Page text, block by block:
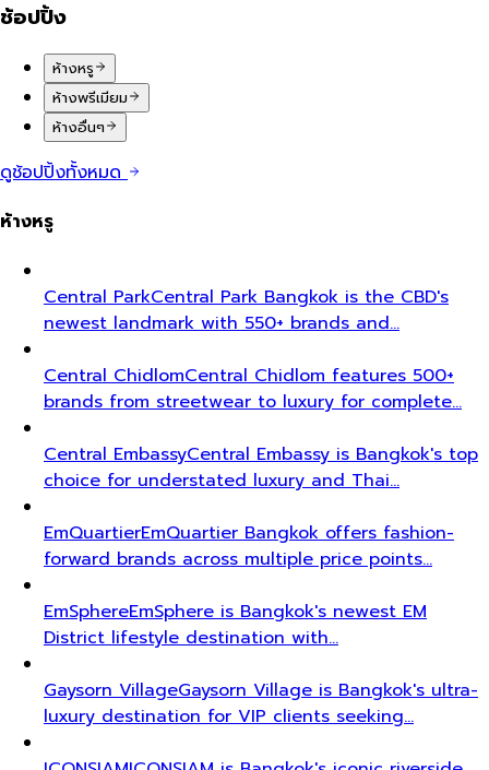
ช้อปปิ้ง
ห้างหรู
ห้างพรีเมียม
ห้างอื่นๆ
ดูช้อปปิ้งทั้งหมด
ห้างหรู
Central ParkCentral Park Bangkok is the CBD's
newest landmark with 550+ brands and…
Central ChidlomCentral Chidlom features 500+
brands from streetwear to luxury for complete…
Central EmbassyCentral Embassy is Bangkok's top
choice for understated luxury and Thai…
EmQuartierEmQuartier Bangkok offers fashion-
forward brands across multiple price points…
EmSphereEmSphere is Bangkok's newest EM
District lifestyle destination with…
Gaysorn VillageGaysorn Village is Bangkok's ultra-
luxury destination for VIP clients seeking…